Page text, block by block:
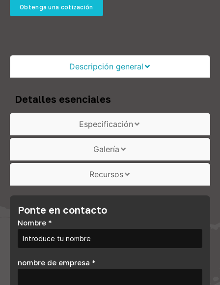
Obtenga una cotización
Descripción general
Especificación
Galería
Recursos
Detalles esenciales
Ponte en contacto
Nombre *
nombre de empresa *